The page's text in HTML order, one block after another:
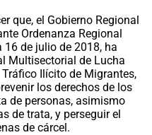
que, el Gobierno Regional
Ordenanza Regional
16 de julio de 2018, ha
Multisectorial de Lucha
Ilícito de Migrantes,
los derechos de los
de personas, asimismo
de trata, y perseguir el
de cárcel.